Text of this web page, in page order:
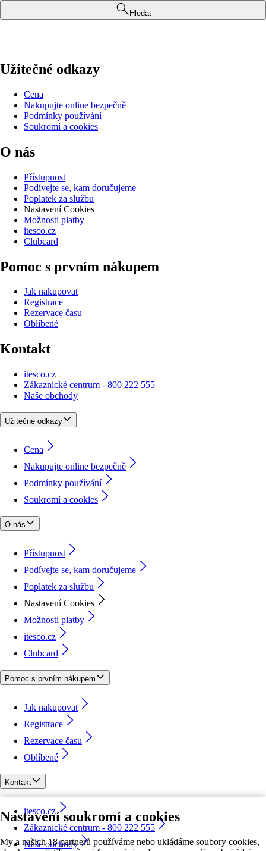
Nastavení soukromí a cookies
My a našich 18 partnerů používáme nebo ukládáme soubory cookies,
Hledat
Užitečné odkazy
Cena
Nakupujte online bezpečně
Podmínky používání
Soukromí a cookies
O nás
Přístupnost
Podívejte se, kam doručujeme
Poplatek za službu
Nastavení Cookies
Možnosti platby
itesco.cz
Clubcard
Pomoc s prvním nákupem
Jak nakupovat
Registrace
Rezervace času
Oblíbené
Kontakt
itesco.cz
Zákaznické centrum - 800 222 555
Naše obchody
Užitečné odkazy
Cena
Nakupujte online bezpečně
Podmínky používání
Soukromí a cookies
O nás
Přístupnost
Podívejte se, kam doručujeme
Poplatek za službu
Nastavení Cookies
Možnosti platby
itesco.cz
Clubcard
Pomoc s prvním nákupem
Jak nakupovat
Registrace
Rezervace času
Oblíbené
Kontakt
itesco.cz
Zákaznické centrum - 800 222 555
Naše obchody